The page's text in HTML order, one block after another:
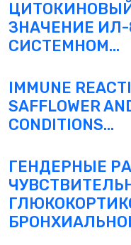
ЗНАЧЕНИЕ ИЛ-
СИСТЕМНОМ...
IMMUNE
SAFFLOWER
CONDITIONS...
ГЕНДЕРНЫЕ